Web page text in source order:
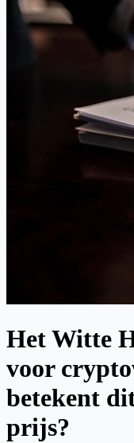
Het Witte
voor
betekent
prijs?